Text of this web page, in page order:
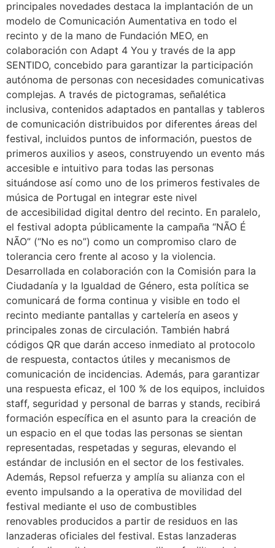
principales novedades destaca la implantación de un
modelo de Comunicación Aumentativa en todo el
recinto y de la mano de Fundación MEO, en
colaboración con Adapt 4 You y través de la app
SENTIDO, concebido para garantizar la participación
autónoma de personas con necesidades comunicativas
complejas. A través de pictogramas, señalética
inclusiva, contenidos adaptados en pantallas y tableros
de comunicación distribuidos por diferentes áreas del
festival, incluidos puntos de información, puestos de
primeros auxilios y aseos, construyendo un evento más
accesible e intuitivo para todas las personas
situándose así como uno de los primeros festivales de
música de Portugal en integrar este nivel
de accesibilidad digital dentro del recinto. En paralelo,
el festival adopta públicamente la campaña “NÃO É
NÃO” (“No es no”) como un compromiso claro de
tolerancia cero frente al acoso y la violencia.
Desarrollada en colaboración con la Comisión para la
Ciudadanía y la Igualdad de Género, esta política se
comunicará de forma continua y visible en todo el
recinto mediante pantallas y cartelería en aseos y
principales zonas de circulación. También habrá
códigos QR que darán acceso inmediato al protocolo
de respuesta, contactos útiles y mecanismos de
comunicación de incidencias. Además, para garantizar
una respuesta eficaz, el 100 % de los equipos, incluidos
staff, seguridad y personal de barras y stands, recibirá
formación específica en el asunto para la creación de
un espacio en el que todas las personas se sientan
representadas, respetadas y seguras, elevando el
estándar de inclusión en el sector de los festivales.
Además, Repsol refuerza y amplía su alianza con el
evento impulsando a la operativa de movilidad del
festival mediante el uso de combustibles
renovables producidos a partir de residuos en las
lanzaderas oficiales del festival. Estas lanzaderas